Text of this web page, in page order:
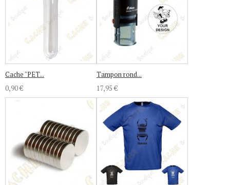
Cache "PET...
0,90 €
Tampon rond...
17,95 €